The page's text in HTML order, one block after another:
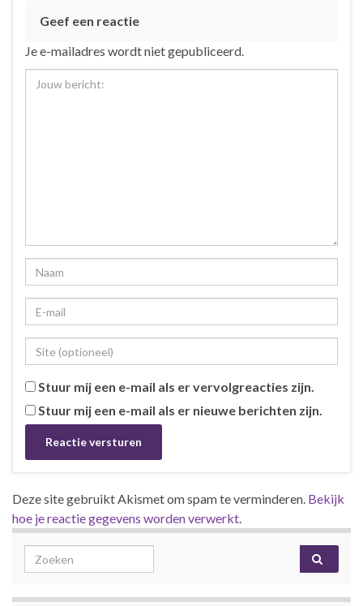
Geef een reactie
Je e-mailadres wordt niet gepubliceerd.
Stuur mij een e-mail als er vervolgreacties zijn.
Stuur mij een e-mail als er nieuwe berichten zijn.
Deze site gebruikt Akismet om spam te verminderen. Bekijk
hoe je reactie gegevens worden verwerkt.
Search for: